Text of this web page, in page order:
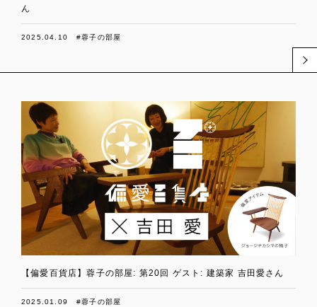
ん
2025.04.10 #蓉子の部屋
【偏愛百貨店】蓉子の部屋: 第20回 ゲスト: 建築家 吉田愛さん
2025.01.09 #蓉子の部屋